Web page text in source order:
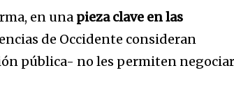
en una pieza clave en las
de Occidente consideran
pública- no les permiten